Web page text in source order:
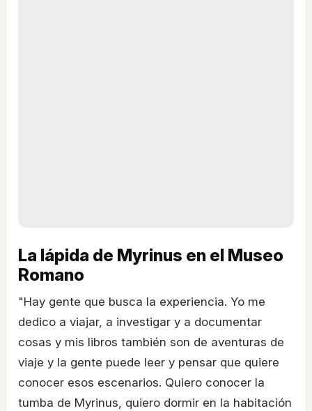
La lápida de Myrinus en el Museo
Romano
"Hay gente que busca la experiencia. Yo me
dedico a viajar, a investigar y a documentar
cosas y mis libros también son de aventuras de
viaje y la gente puede leer y pensar que quiere
conocer esos escenarios. Quiero conocer la
tumba de Myrinus, quiero dormir en la habitación